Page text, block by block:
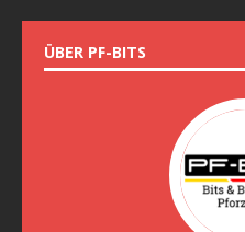
ÜBER PF-BITS